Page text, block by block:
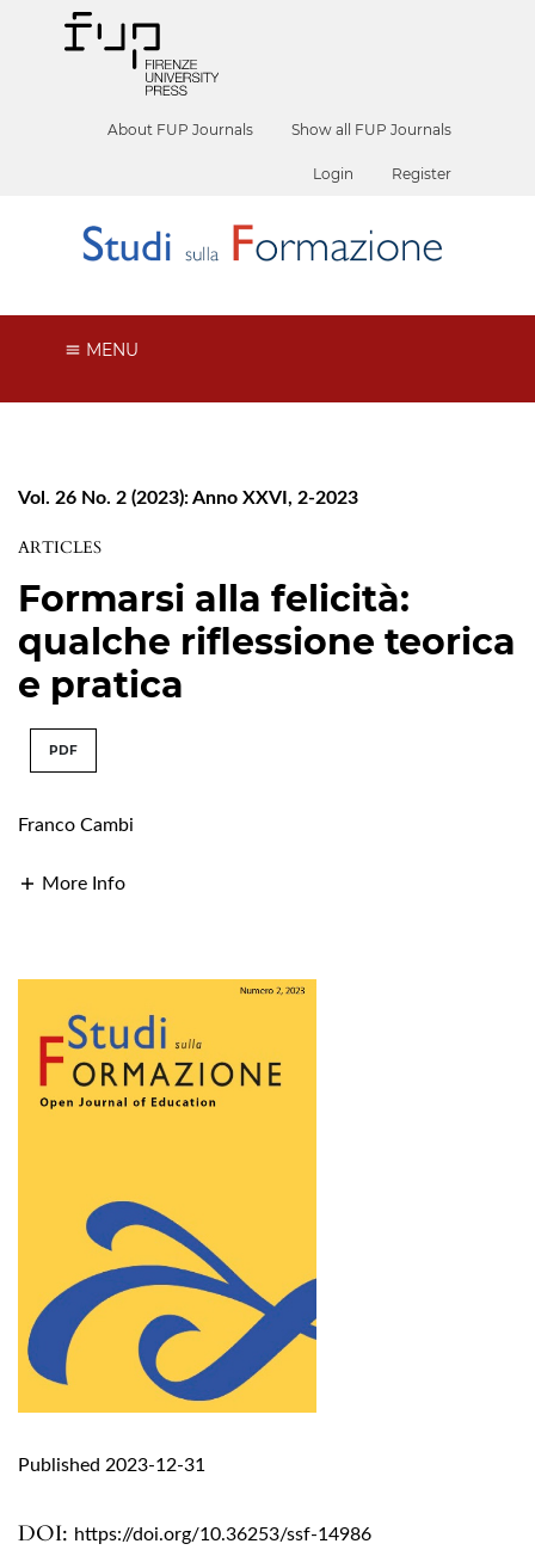
About FUP Journals Show all FUP Journals
Login Register
MENU
Vol. 26 No. 2 (2023): Anno XXVI, 2-2023
ARTICLES
Formarsi alla felicità:
qualche riflessione teorica
e pratica
PDF
Franco Cambi
More Info
DOI: https://doi.org/10.36253/ssf-14986
Published 2023-12-31